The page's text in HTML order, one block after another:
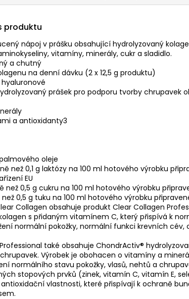
produktu
nápoj v prášku obsahující hydrolyzovaný
vitamíny, minerály, cukr a sladidlo.
a chutný
na denní dávku (2 x 12,5 g produktu)
hyaluronové
prášek pro podporu tvorby chrupavek
a antioxidanty3
oleje
než 0,1 g laktózy na 100 ml hotového výrobku
EU
než 0,5 g cukru na 100 ml hotového výrobku
0,5 g tuku na 100 ml hotového výrobku
Collagen obsahuje produkt Clear Collagen
s přidaným vitamínem C, který přispívá k
normální pokožky, normální funkci krevních cév,
také obsahuje ChondrActiv®
Výrobek je obohacen o vitamíny a
normálního stavu pokožky, vlasů, nehtů a
stopových prvků (zinek, vitamín C, vitamín E,
vlastnosti, které přispívají k ochraně